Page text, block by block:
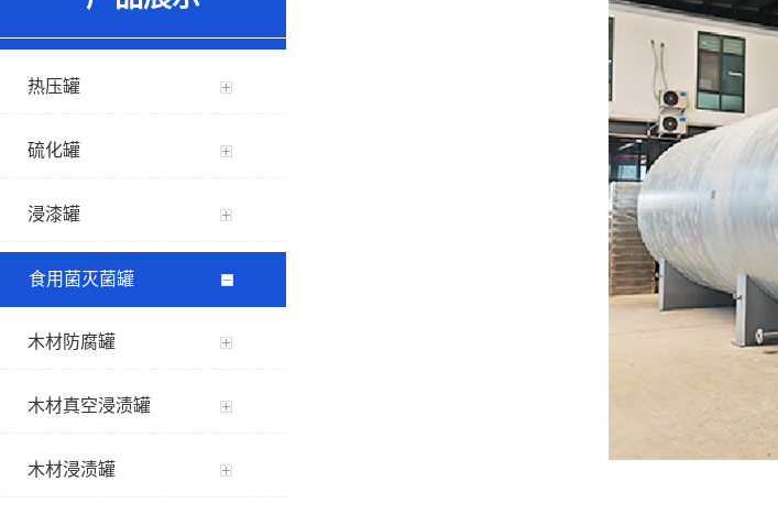
热压罐
硫化罐
浸漆罐
食用菌灭菌罐
木材防腐罐
木材真空浸渍罐
木材浸渍罐